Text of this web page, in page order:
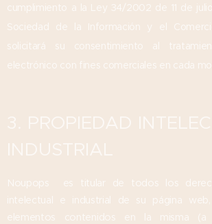
cumplimiento a la Ley 34/2002 de 11 de
Sociedad de la Información y el
solicitará su consentimiento al
electrónico con fines comerciales en cada
Noupops es titular de todos los
intelectual e industrial de su página
elementos contenidos en la misma (a